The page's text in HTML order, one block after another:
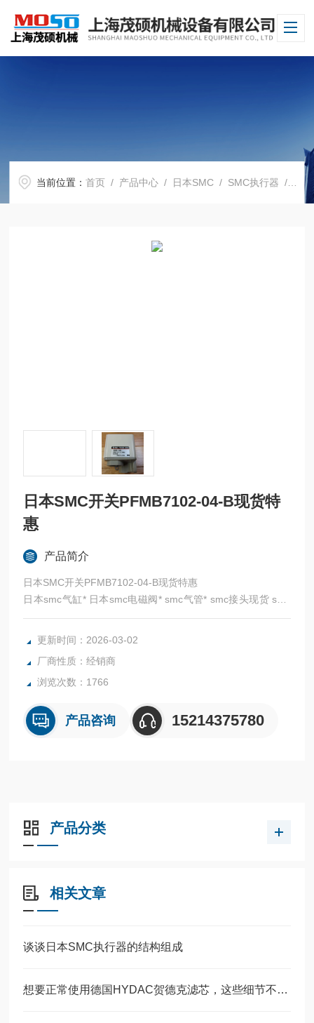
当前位置：首页 / 产品中心 / 日本SMC / SMC执行器 / 日本SMC开关PFMB7102-04-B现货特惠
日本SMC开关PFMB7102-04-B现货特
惠
产品简介
日本SMC开关PFMB7102-04-B现货特惠
日本smc气缸* 日本smc电磁阀* smc气管* smc接头现货 smc
日本* SMC代理 SMC比例阀 SMC气控阀
全系列产品大量现货请咨询上海茂硕机械设备有限公司
更新时间：2026-03-02
厂商性质：经销商
浏览次数：1766
产品咨询 15214375780
产品分类
相关文章
谈谈日本SMC执行器的结构组成
想要正常使用德国HYDAC贺德克滤芯，这些细节不能忽视